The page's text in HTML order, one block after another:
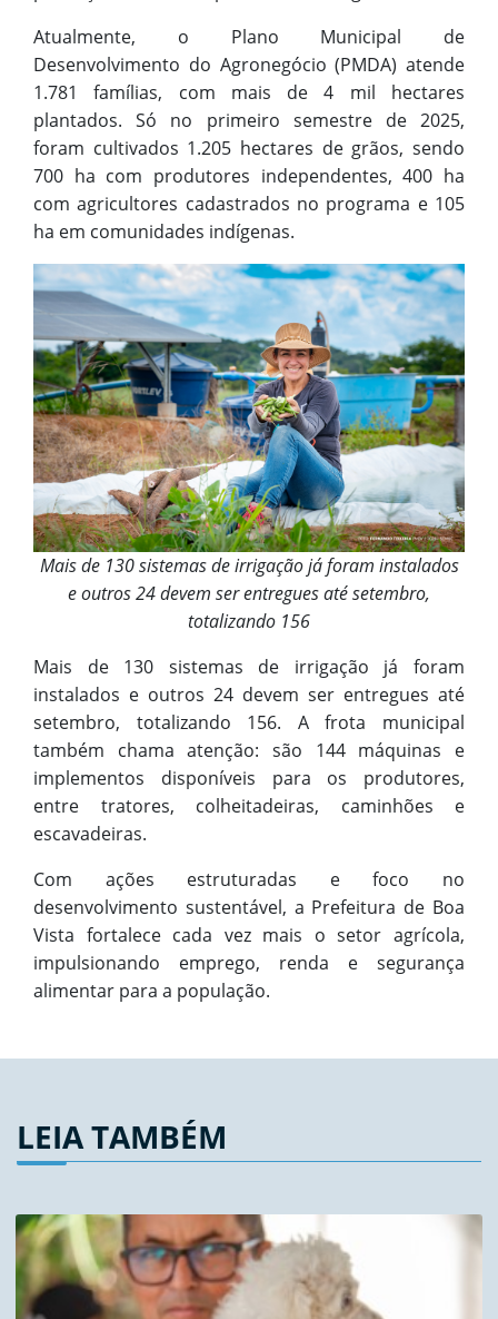
Atualmente, o Plano Municipal de
Desenvolvimento do Agronegócio (PMDA) atende
1.781 famílias, com mais de 4 mil hectares
plantados. Só no primeiro semestre de 2025,
foram cultivados 1.205 hectares de grãos, sendo
700 ha com produtores independentes, 400 ha
com agricultores cadastrados no programa e 105
ha em comunidades indígenas.
Mais de 130 sistemas de irrigação já foram instalados
e outros 24 devem ser entregues até setembro,
totalizando 156
Mais de 130 sistemas de irrigação já foram
instalados e outros 24 devem ser entregues até
setembro, totalizando 156. A frota municipal
também chama atenção: são 144 máquinas e
implementos disponíveis para os produtores,
entre tratores, colheitadeiras, caminhões e
escavadeiras.
Com ações estruturadas e foco no
desenvolvimento sustentável, a Prefeitura de Boa
Vista fortalece cada vez mais o setor agrícola,
impulsionando emprego, renda e segurança
alimentar para a população.
LEIA TAMBÉM